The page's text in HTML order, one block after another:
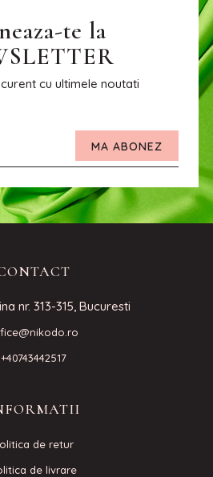
te la
cu ultimele noutati
MA ABONEZ
nr. 313-315, Bucuresti
+40743442517
de retur
de livrare